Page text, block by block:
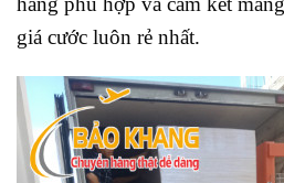
giá cước luôn rẻ nhất.